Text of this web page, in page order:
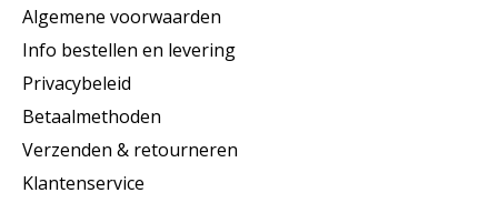
Algemene voorwaarden
Info bestellen en levering
Privacybeleid
Betaalmethoden
Verzenden & retourneren
Klantenservice